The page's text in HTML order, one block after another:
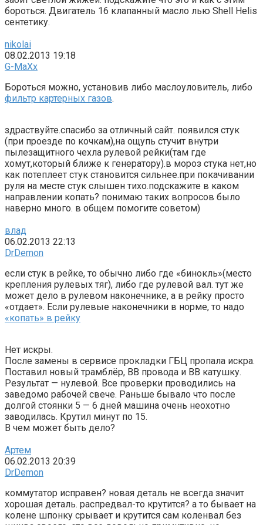
бороться. Двигатель 16 клапанный масло лью Shell Helis
сентетику.
nikolai
08.02.2013 19:18
G-MaXx
Бороться можно, установив либо маслоуловитель, либо
фильтр картерных газов.
здраствуйте.спасибо за отличный сайт. появился стук
(при проезде по кочкам),на ощупь стучит внутри
пылезащитного чехла рулевой рейки(там где
хомут,который ближе к генератору).в мороз стука нет,но
как потеплеет стук становится сильнее.при покачивании
руля на месте стук слышен тихо.подскажите в каком
направлении копать? понимаю таких вопросов было
наверно много. в общем помогите советом)
влад
06.02.2013 22:13
DrDemon
если стук в рейке, то обычно либо где «бинокль»(место
крепления рулевых тяг), либо где рулевой вал. тут же
может дело в рулевом наконечнике, а в рейку просто
«отдает». Если рулевые наконечники в норме, то надо
«копать» в рейку
Нет искры.
После замены в сервисе прокладки ГБЦ пропала искра.
Поставил новый трамблёр, ВВ провода и ВВ катушку.
Результат — нулевой. Все проверки проводились на
заведомо рабочей свече. Раньше бывало что после
долгой стоянки 5 — 6 дней машина очень неохотно
заводилась. Крутил минут по 15.
В чем может быть дело?
Артем
06.02.2013 20:39
DrDemon
коммутатор исправен? новая деталь не всегда значит
хорошая деталь. распредвал-то крутится? а то бывает на
колене шпонку срывает и крутится сам коленвал без